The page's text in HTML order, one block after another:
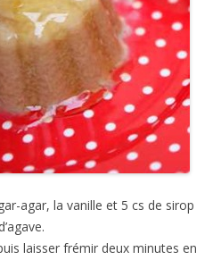
agar, la vanille et 5 cs de sirop
d’agave.
laisser frémir deux minutes en